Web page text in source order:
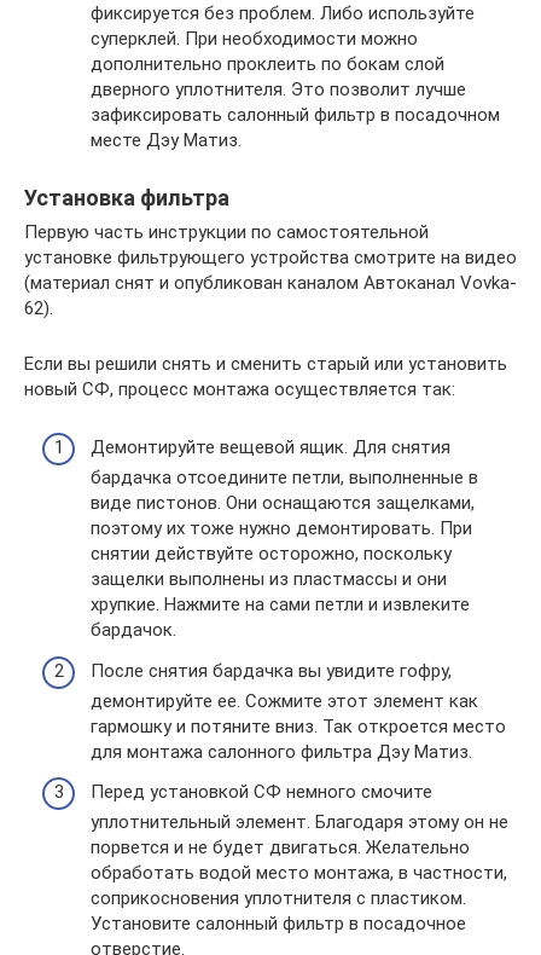
фиксируется без проблем. Либо используйте
суперклей. При необходимости можно
дополнительно проклеить по бокам слой
дверного уплотнителя. Это позволит лучше
зафиксировать салонный фильтр в посадочном
месте Дэу Матиз.
Установка фильтра
Первую часть инструкции по самостоятельной
установке фильтрующего устройства смотрите на видео
(материал снят и опубликован каналом Автоканал Vovka-
62).
Если вы решили снять и сменить старый или установить
новый СФ, процесс монтажа осуществляется так:
Демонтируйте вещевой ящик. Для снятия
бардачка отсоедините петли, выполненные в
виде пистонов. Они оснащаются защелками,
поэтому их тоже нужно демонтировать. При
снятии действуйте осторожно, поскольку
защелки выполнены из пластмассы и они
хрупкие. Нажмите на сами петли и извлеките
бардачок.
После снятия бардачка вы увидите гофру,
демонтируйте ее. Сожмите этот элемент как
гармошку и потяните вниз. Так откроется место
для монтажа салонного фильтра Дэу Матиз.
Перед установкой СФ немного смочите
уплотнительный элемент. Благодаря этому он не
порвется и не будет двигаться. Желательно
обработать водой место монтажа, в частности,
соприкосновения уплотнителя с пластиком.
Установите салонный фильтр в посадочное
отверстие.